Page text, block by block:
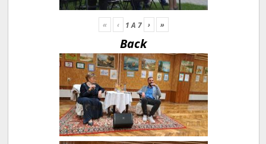
« ‹ 1A 7 › »
Back